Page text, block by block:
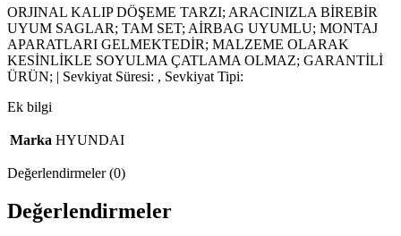
ORJINAL KALIP DÖŞEME TARZI; ARACINIZLA BİREBİR
UYUM SAGLAR; TAM SET; AİRBAG UYUMLU; MONTAJ
APARATLARI GELMEKTEDİR; MALZEME OLARAK
KESİNLİKLE SOYULMA ÇATLAMA OLMAZ; GARANTİLİ
ÜRÜN; | Sevkiyat Süresi: , Sevkiyat Tipi:
Ek bilgi
Marka HYUNDAI
Değerlendirmeler (0)
Değerlendirmeler